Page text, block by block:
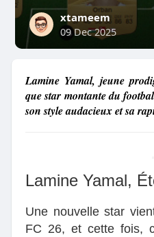
xtameem
09 Dec 2025
Lamine Yamal, jeune
que star montante du
son style audacieux et sa
Lamine Yamal,
Une nouvelle star
FC 26, et cette fois,